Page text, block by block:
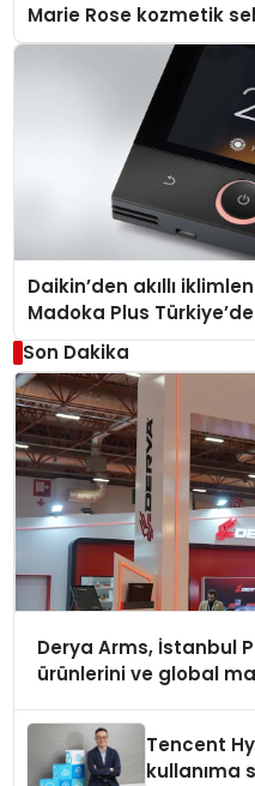
Marie Rose kozmetik
Daikin’den akıllı
Madoka Plus Türkiye’de
Son Dakika
Derya Arms, İstanbul
ürünlerini ve global
Tencent
kullanıma